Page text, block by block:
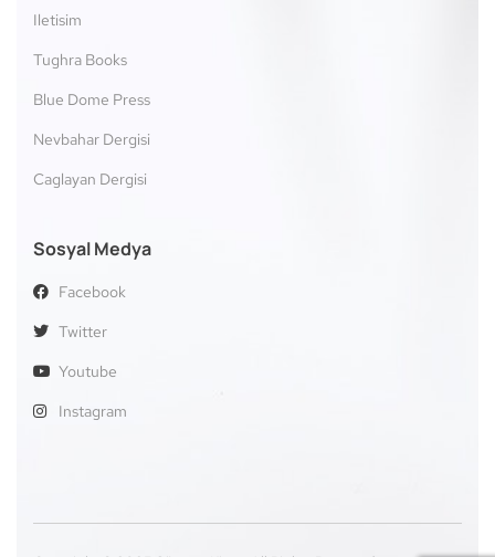
Iletisim
Tughra Books
Blue Dome Press
Nevbahar Dergisi
Caglayan Dergisi
Sosyal Medya
Facebook
Twitter
Youtube
Instagram